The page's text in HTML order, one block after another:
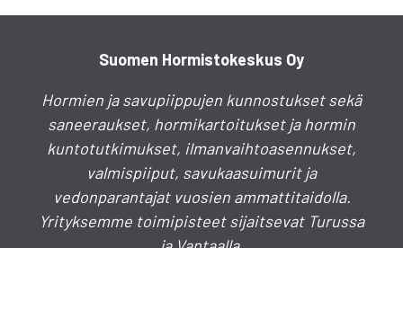
Suomen Hormistokeskus Oy
Hormien ja savupiippujen kunnostukset sekä
saneeraukset, hormikartoitukset ja hormin
kuntotutkimukset, ilmanvaihtoasennukset,
valmispiiput, savukaasuimurit ja
vedonparantajat vuosien ammattitaidolla.
Yrityksemme toimipisteet sijaitsevat Turussa
ja Vantaalla.